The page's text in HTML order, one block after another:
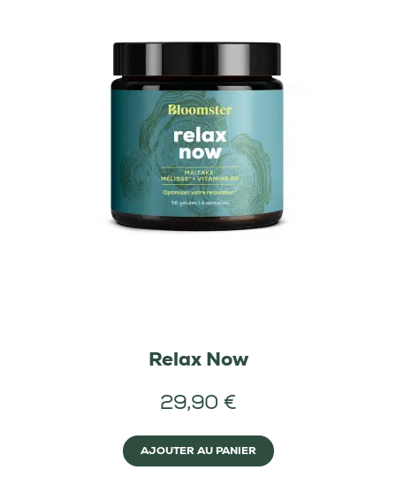
Relax Now
29,90 €
AJOUTER AU PANIER